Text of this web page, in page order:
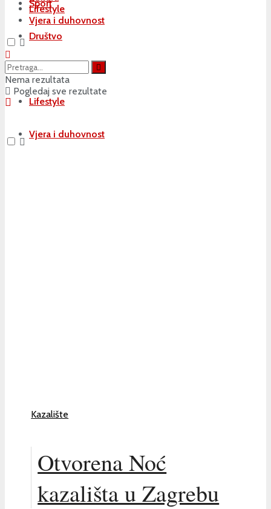
Sport
Društvo
Kultura
Lifestyle
Vjera i duhovnost
Lifestyle
Vjera i duhovnost
Nema rezultata
Pogledaj sve rezultate
Kazalište
Otvorena Noć
kazališta u Zagrebu